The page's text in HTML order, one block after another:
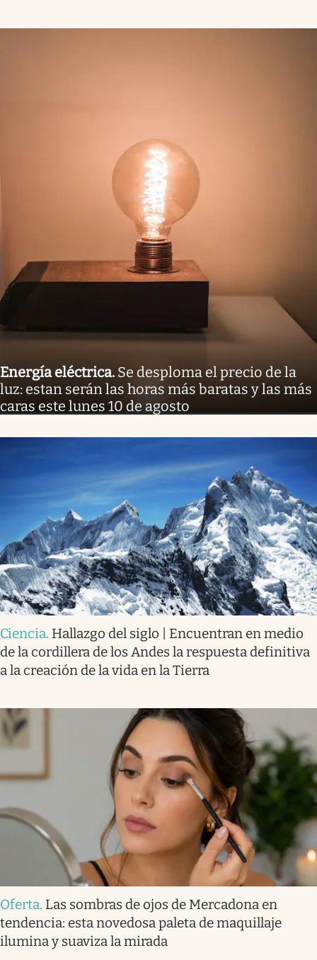
Energía eléctrica. Se desploma el precio de la
luz: estan serán las horas más baratas y las más
caras este lunes 10 de agosto
Ciencia. Hallazgo del siglo | Encuentran en medio
de la cordillera de los Andes la respuesta definitiva
a la creación de la vida en la Tierra
Oferta. Las sombras de ojos de Mercadona en
tendencia: esta novedosa paleta de maquillaje
ilumina y suaviza la mirada